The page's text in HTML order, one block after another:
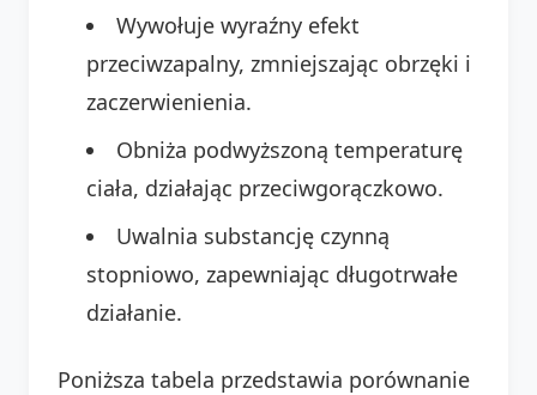
Wywołuje wyraźny efekt
przeciwzapalny, zmniejszając obrzęki i
zaczerwienienia.
Obniża podwyższoną temperaturę
ciała, działając przeciwgorączkowo.
Uwalnia substancję czynną
stopniowo, zapewniając długotrwałe
działanie.
Poniższa tabela przedstawia porównanie